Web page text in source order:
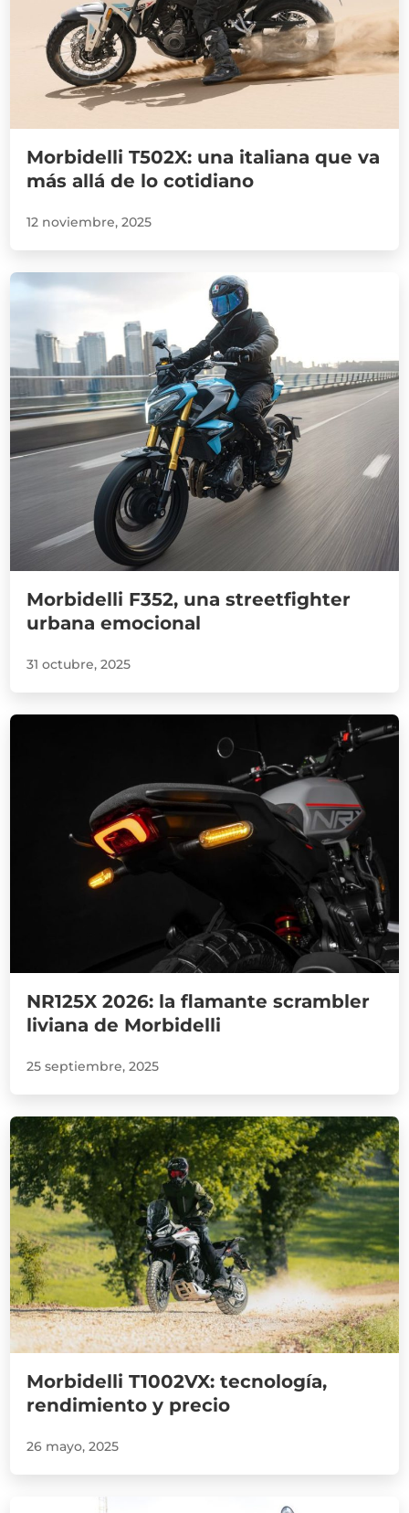
Morbidelli T502X: una italiana que va
más allá de lo cotidiano
12 noviembre, 2025
Morbidelli F352, una streetfighter
urbana emocional
31 octubre, 2025
NR125X 2026: la flamante scrambler
liviana de Morbidelli
25 septiembre, 2025
Morbidelli T1002VX: tecnología,
rendimiento y precio
26 mayo, 2025